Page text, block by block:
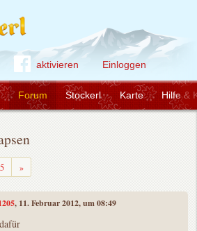
aktivieren Einloggen
Forum Stockerl Karte Hilfe &
5 »Weiter
, 11. Februar 2012, um 08:49